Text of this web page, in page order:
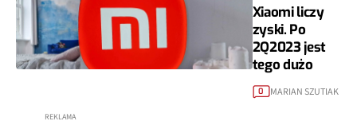
Xiaomi liczy
zyski. Po
2Q2023 jest
tego dużo
0 MARIAN SZUTIAK